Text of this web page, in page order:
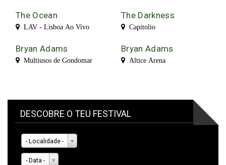
The Ocean
LAV - Lisboa Ao Vivo
The Darkness
Capitolio
Bryan Adams
Multiusos de Gondomar
Bryan Adams
Altice Arena
DESCOBRE O TEU FESTIVAL
- Localidade -
- Data -